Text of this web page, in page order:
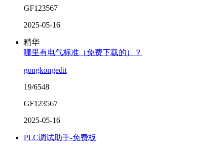
GF123567
2025-05-16
精华
哪里有电气标准（免费下载的）？
gongkongedit
19/6548
GF123567
2025-05-16
PLC调试助手-免费板